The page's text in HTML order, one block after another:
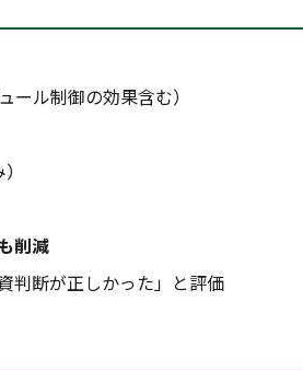
ール制御の効果含む）
削減
判断が正しかった」と評価